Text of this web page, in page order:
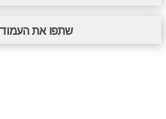
שתפו את